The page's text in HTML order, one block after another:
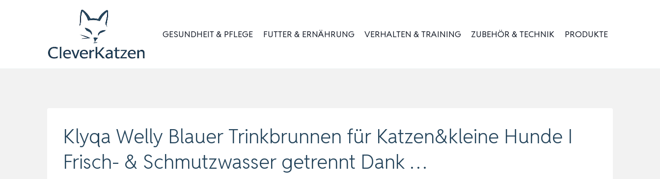
GESUNDHEIT & PFLEGE FUTTER & ERNÄHRUNG VERHALTEN & TRAINING ZUBEHÖR & TECHNIK PRODUKTE
Klyqa Welly Blauer Trinkbrunnen für Katzen&kleine Hunde I
Frisch- & Schmutzwasser getrennt Dank …